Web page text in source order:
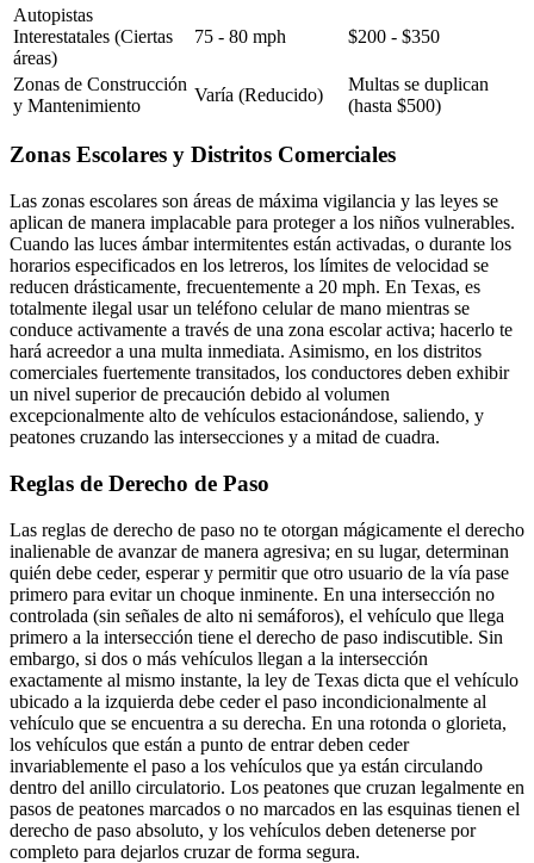
Autopistas
Interestatales (Ciertas
áreas)
75 - 80 mph $200 - $350
Zonas de Construcción
y Mantenimiento
Varía (Reducido)
Multas se duplican
(hasta $500)
Zonas Escolares y Distritos Comerciales
Las zonas escolares son áreas de máxima vigilancia y las leyes se
aplican de manera implacable para proteger a los niños vulnerables.
Cuando las luces ámbar intermitentes están activadas, o durante los
horarios especificados en los letreros, los límites de velocidad se
reducen drásticamente, frecuentemente a 20 mph. En Texas, es
totalmente ilegal usar un teléfono celular de mano mientras se
conduce activamente a través de una zona escolar activa; hacerlo te
hará acreedor a una multa inmediata. Asimismo, en los distritos
comerciales fuertemente transitados, los conductores deben exhibir
un nivel superior de precaución debido al volumen
excepcionalmente alto de vehículos estacionándose, saliendo, y
peatones cruzando las intersecciones y a mitad de cuadra.
Reglas de Derecho de Paso
Las reglas de derecho de paso no te otorgan mágicamente el derecho
inalienable de avanzar de manera agresiva; en su lugar, determinan
quién debe ceder, esperar y permitir que otro usuario de la vía pase
primero para evitar un choque inminente. En una intersección no
controlada (sin señales de alto ni semáforos), el vehículo que llega
primero a la intersección tiene el derecho de paso indiscutible. Sin
embargo, si dos o más vehículos llegan a la intersección
exactamente al mismo instante, la ley de Texas dicta que el vehículo
ubicado a la izquierda debe ceder el paso incondicionalmente al
vehículo que se encuentra a su derecha. En una rotonda o glorieta,
los vehículos que están a punto de entrar deben ceder
invariablemente el paso a los vehículos que ya están circulando
dentro del anillo circulatorio. Los peatones que cruzan legalmente en
pasos de peatones marcados o no marcados en las esquinas tienen el
derecho de paso absoluto, y los vehículos deben detenerse por
completo para dejarlos cruzar de forma segura.